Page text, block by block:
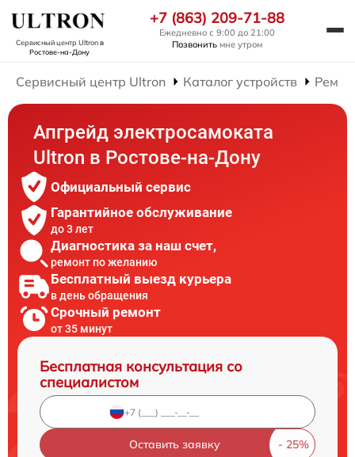
Сервисный центр Ultronв
Ростове-на-Дону
+7 (863) 209-71-88
Ежедневно с 9:00 до 21:00
Позвонить мне утром
Сервисный центр Ultron Каталог устройств
Апгрейд электросамоката
Ultron в Ростове-на-Дону
Официальный сервис
Гарантийное обслуживание
до 3 лет
Диагностика за наш счет,
ремонт по желанию
Бесплатный выезд курьера
в день обращения
Срочный ремонт
от 35 минут
Бесплатная консультация со
специалистом
Оставить заявку